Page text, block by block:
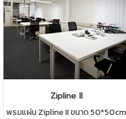
Zipline II
พรมแผ่น Zipline II ขนาด 50*50cm